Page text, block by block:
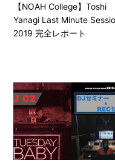
【NOAH College】Toshi
Yanagi Last Minute
2019 完全レポート